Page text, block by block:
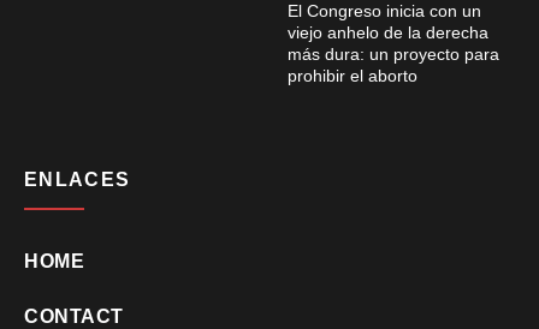
El Congreso inicia con un
viejo anhelo de la derecha
más dura: un proyecto para
prohibir el aborto
ENLACES
HOME
CONTACT